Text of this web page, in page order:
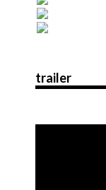
trailer